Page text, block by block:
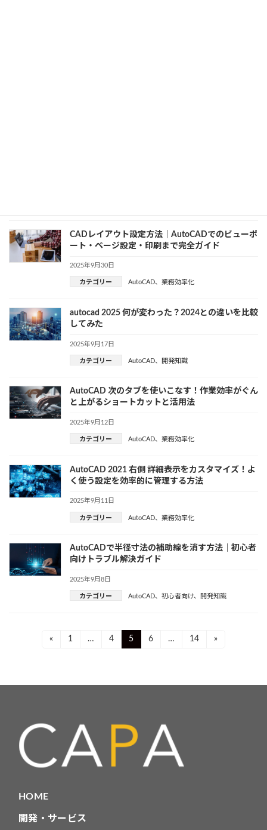
CADレイアウト設定方法｜AutoCADでのビューポ
ート・ページ設定・印刷まで完全ガイド
2025年9月30日
カテゴリー AutoCAD、 業務効率化
autocad 2025 何が変わった？2024との違いを比較
してみた
2025年9月17日
カテゴリー AutoCAD、 開発知識
AutoCAD 次のタブを使いこなす！作業効率がぐん
と上がるショートカットと活用法
2025年9月12日
カテゴリー AutoCAD、 業務効率化
AutoCAD 2021 右側 詳細表示をカスタマイズ！よ
く使う設定を効率的に管理する方法
2025年9月11日
カテゴリー AutoCAD、 業務効率化
AutoCADで半径寸法の補助線を消す方法｜初心者
向けトラブル解決ガイド
2025年9月8日
カテゴリー AutoCAD、 初心者向け、 開発知識
ー
シ
ン
« Page
1 … Page
4 Page
5 Page
6 … Page
14 »
HOME
開発・サービス